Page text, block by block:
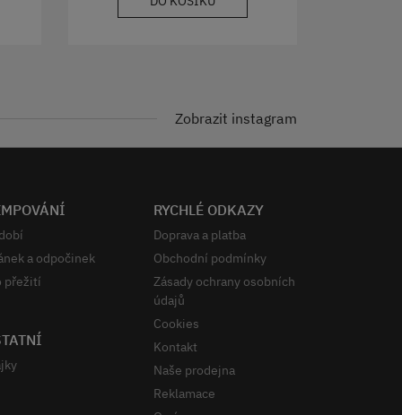
Zobrazit instagram
a odpočinek
přežití
RYCHLÉ ODKAZY
Doprava a platba
Obchodní podmínky
Zásady ochrany osobních
údajů
Cookies
Kontakt
Naše prodejna
Reklamace